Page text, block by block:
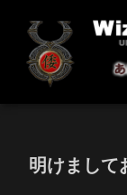
明けまして